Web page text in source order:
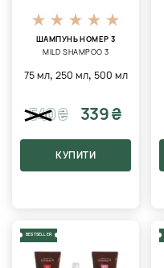
ШАМПУНЬ НОМЕР 3
MILD SHAMPOO 3
75 мл, 250 мл, 500 мл
540₴ 339 ₴
КУПИТИ
BESTSELLER